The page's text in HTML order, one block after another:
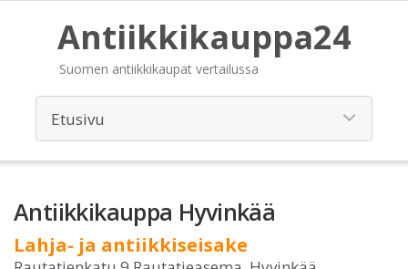
Antiikkikauppa24
Suomen antiikkikaupat vertailussa
Antiikkikauppa Hyvinkää
Lahja- ja antiikkiseisake